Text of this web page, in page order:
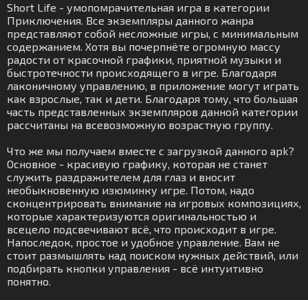
Short Life - умопомрачительная игра в категории
Приключения. Все экземпляры данного жанра
представляют собой несложные игры, с минимальным
содержанием. Хотя вы почерпнёте огромную массу
радости от красочной графики, приятной музыки и
быстротечности происходящего в игре. Благодаря
лаконичному управлению, в приложение могут играть
как взрослые, так и дети. Благодаря тому, что большая
часть представленных экземпляров данной категории
рассчитаны на всевозможную возрастную группу.
Что же мы получаем вместе с загрузкой данного apk?
Основное - красивую графику, которая не станет
служить раздражителем для глаз и вносит
необыкновенную изюминку игре. Потом, надо
сконцентрировать внимание на игровых композициях,
которые характеризуются оригинальностью и
всецело подсвечивают всё, что происходит в игре.
Напоследок, простое и удобное управление. Вам не
стоит размышлять над поиском нужных действий, или
подбирать кнопки управления - всё интуитивно
понятно.